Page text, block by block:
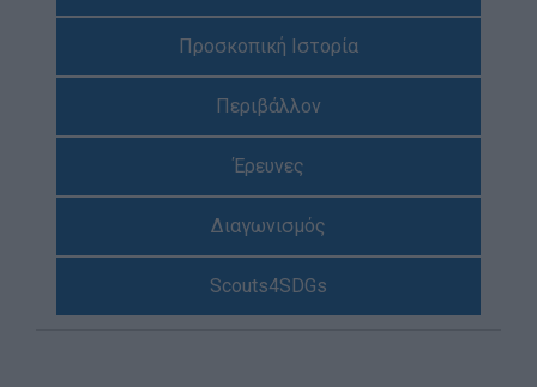
Earth Tribe
Ομάδα Διάσωσης Άγριας Ζωής
Νέα
Προσκοπική Ιστορία
Περιβάλλον
Έρευνες
Διαγωνισμός
Scouts4SDGs